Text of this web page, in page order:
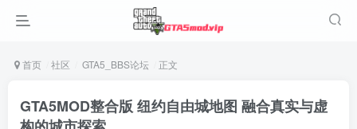
首页 社区 GTA5_BBS论坛 正文
GTA5MOD整合版 纽约自由城地图 融合真实与虚